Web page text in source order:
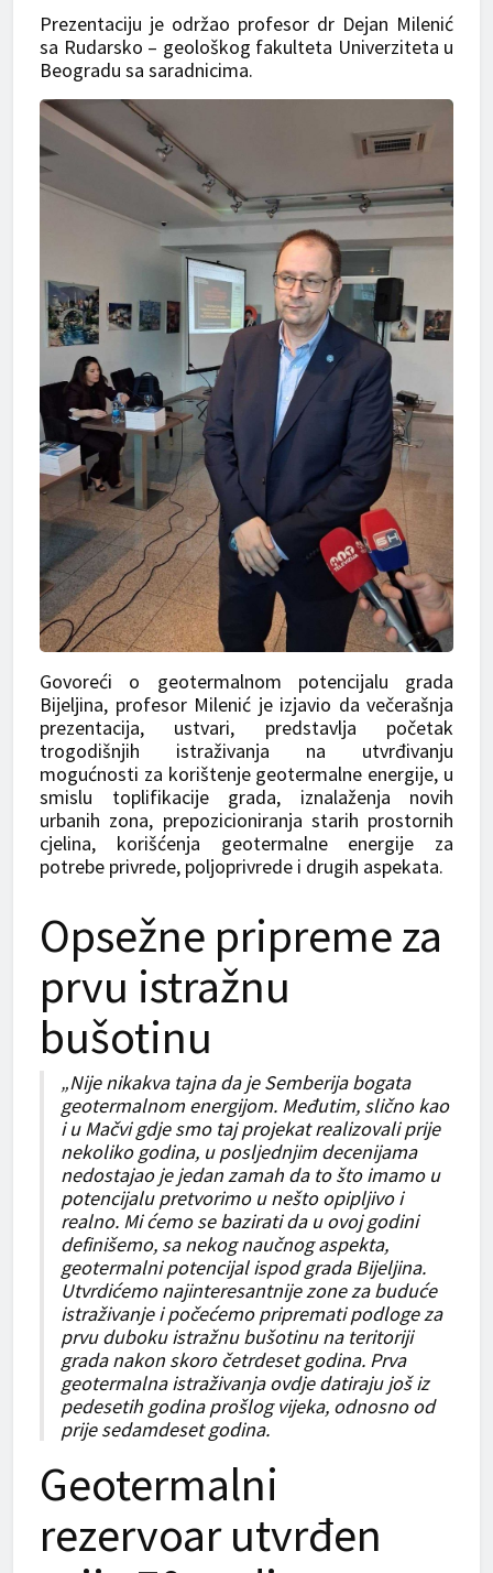
Prezentaciju je održao profesor dr Dejan Milenić
sa Rudarsko – geološkog fakulteta Univerziteta u
Beogradu sa saradnicima.
Govoreći o geotermalnom potencijalu grada
Bijeljina, profesor Milenić je izjavio da večerašnja
prezentacija, ustvari, predstavlja početak
trogodišnjih istraživanja na utvrđivanju
mogućnosti za korištenje geotermalne energije, u
smislu toplifikacije grada, iznalaženja novih
urbanih zona, prepozicioniranja starih prostornih
cjelina, korišćenja geotermalne energije za
potrebe privrede, poljoprivrede i drugih aspekata.
Opsežne pripreme za
prvu istražnu
bušotinu
„Nije nikakva tajna da je Semberija bogata
geotermalnom energijom. Međutim, slično kao
i u Mačvi gdje smo taj projekat realizovali prije
nekoliko godina, u posljednjim decenijama
nedostajao je jedan zamah da to što imamo u
potencijalu pretvorimo u nešto opipljivo i
realno. Mi ćemo se bazirati da u ovoj godini
definišemo, sa nekog naučnog aspekta,
geotermalni potencijal ispod grada Bijeljina.
Utvrdićemo najinteresantnije zone za buduće
istraživanje i počećemo pripremati podloge za
prvu duboku istražnu bušotinu na teritoriji
grada nakon skoro četrdeset godina. Prva
geotermalna istraživanja ovdje datiraju još iz
pedesetih godina prošlog vijeka, odnosno od
prije sedamdeset godina.
Geotermalni
rezervoar utvrđen